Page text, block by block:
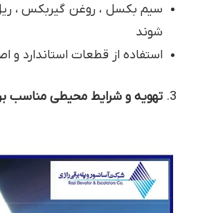
سیم بکسل ، روغن گیربکس ،
شوند
استفاده از قطعات استاندارد و
تهویه و شرایط محیطی مناسب